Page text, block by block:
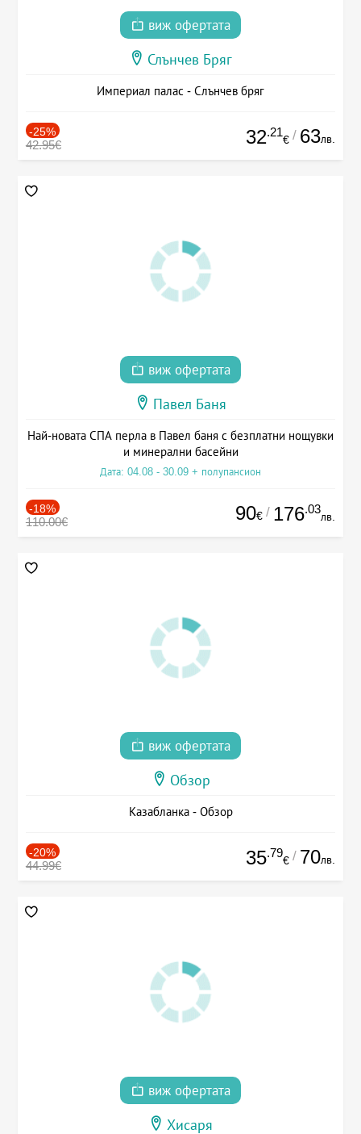
виж офертата
Слънчев Бряг
Империал палас - Слънчев бряг
-25%
42.95€ 32.21
€ / 63лв.
виж офертата
Павел Баня
Най-новата СПА перла в Павел баня с безплатни нощувки
и минерални басейни
Дата: 04.08 - 30.09 + полупансион
-18%
110.00€ 90€ / 176.03
лв.
виж офертата
Обзор
Казабланка - Обзор
-20%
44.99€ 35.79
€ / 70лв.
виж офертата
Хисаря